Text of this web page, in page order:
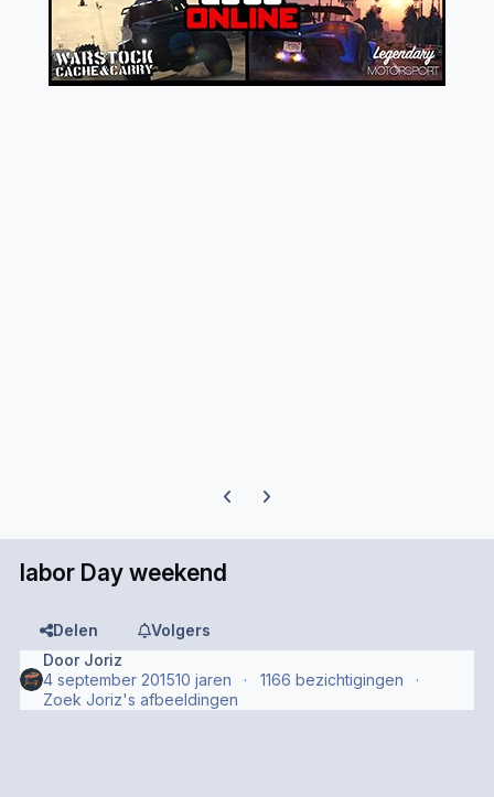
Previous carousel slide
Next carousel slide
labor Day weekend
Delen
Volgers
Door Joriz
4 september 201510 jaren
1166 bezichtigingen
Zoek Joriz's afbeeldingen